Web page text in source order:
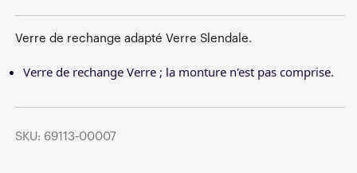
Verre de rechange adapté Verre Slendale.
Verre de rechange Verre ; la monture n'est pas comprise.
SKU: 69113-00007